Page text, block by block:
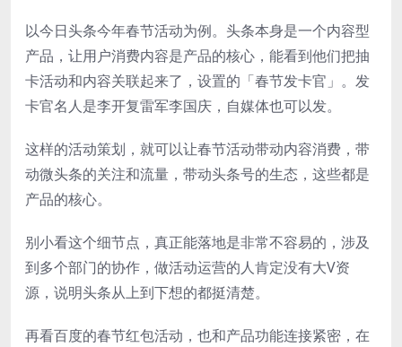
以今日头条今年春节活动为例。头条本身是一个内容型
产品，让用户消费内容是产品的核心，能看到他们把抽
卡活动和内容关联起来了，设置的「春节发卡官」。发
卡官名人是李开复雷军李国庆，自媒体也可以发。
这样的活动策划，就可以让春节活动带动内容消费，带
动微头条的关注和流量，带动头条号的生态，这些都是
产品的核心。
别小看这个细节点，真正能落地是非常不容易的，涉及
到多个部门的协作，做活动运营的人肯定没有大V资
源，说明头条从上到下想的都挺清楚。
再看百度的春节红包活动，也和产品功能连接紧密，在